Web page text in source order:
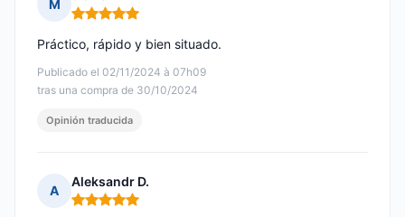
M
Nota: 5 de 5
Publicado el 02/11/2024 à 07h09
tras una compra de 30/10/2024
Práctico, rápido y bien situado.
Opinión traducida
A
Aleksandr D.
Nota: 5 de 5